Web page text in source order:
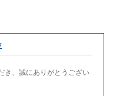
き、誠にありがとうござい